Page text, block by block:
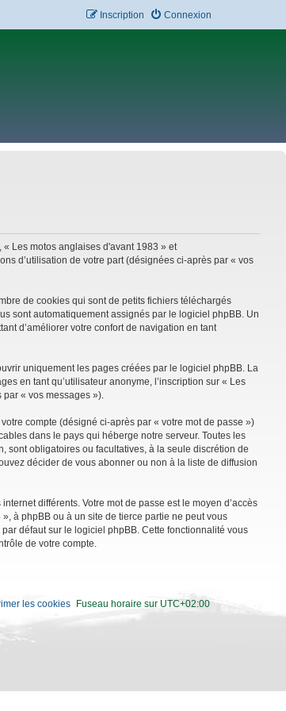
Connexion
Inscription
Les motos anglaises d'avant 1983 » et
d’utilisation de votre part (désignées ci-après par « vos
de cookies qui sont de petits fichiers téléchargés
sont automatiquement assignés par le logiciel phpBB. Un
d’améliorer votre confort de navigation en tant
uniquement les pages créées par le logiciel phpBB. La
en tant qu’utilisateur anonyme, l’inscription sur « Les
« vos messages »).
compte (désigné ci-après par « votre mot de passe »)
dans le pays qui héberge notre serveur. Toutes les
sont obligatoires ou facultatives, à la seule discrétion de
décider de vous abonner ou non à la liste de diffusion
différents. Votre mot de passe est le moyen d’accès
à phpBB ou à un site de tierce partie ne peut vous
défaut sur le logiciel phpBB. Cette fonctionnalité vous
de votre compte.
Fuseau horaire sur UTC+02:00
les cookies